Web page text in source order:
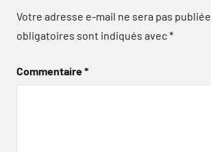
Votre adresse e-mail ne sera pas publiée.
obligatoires sont indiqués avec*
Commentaire*